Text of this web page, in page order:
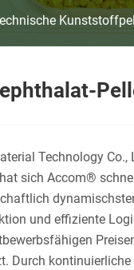
Technology
sich Accom®
und effiziente
Durch